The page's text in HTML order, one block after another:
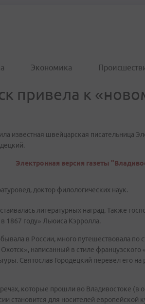
Экономика
привела к
известная швейцарская писательница
Электронная версия газеты
доктор филологических наук.
литературных наград. Также
1867 году» Льюиса Кэрролла.
в России, много путешествовала по
написанный в стиле
Святослав Городецкий перевел его
которые прошли во Владивостоке (в
становится для носителей европейской